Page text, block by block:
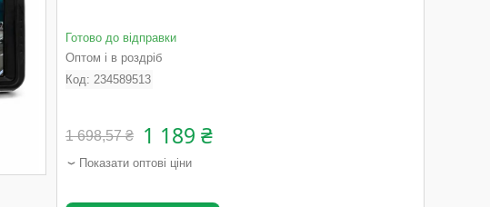
Готово до відправки
Оптом і в роздріб
Код: 234589513
1 698,57 ₴ 1 189 ₴
Показати оптові ціни